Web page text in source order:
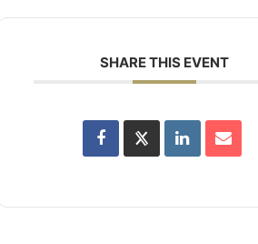
SHARE THIS EVENT